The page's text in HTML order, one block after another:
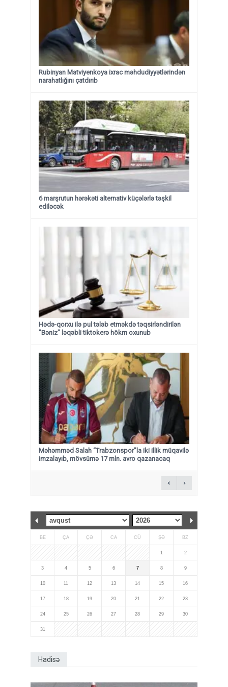
Rubinyan Matviyenkoya ixrac məhdudiyyətlərindən
narahatlığını çatdırıb
6 marşrutun hərəkəti alternativ küçələrlə təşkil
ediləcək
Hədə-qorxu ilə pul tələb etməkdə təqsirləndirilən
"Bəniz" ləqəbli tiktokerə hökm oxunub
Məhəmməd Salah “Trabzonspor”la iki illik müqavilə
imzalayıb, mövsümə 17 mln. avro qazanacaq
BE ÇA ÇƏ CA CÜ ŞƏ BZ
1 2
3 4 5 6 7 8 9
10 11 12 13 14 15 16
17 18 19 20 21 22 23
24 25 26 27 28 29 30
31
Hadisə